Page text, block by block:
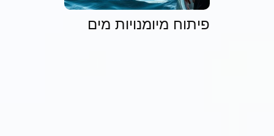
פיתוח מיומנויות מים